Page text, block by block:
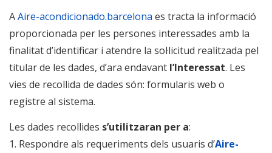
AAire-acondicionado.barcelona es tracta la informació
proporcionada per les persones interessades amb la
finalitat d’identificar i atendre la sol·licitud realitzada pel
titular de les dades, d’ara endavant l’Interessat. Les
vies de recollida de dades són: formularis web o
registre al sistema.
Les dades recollides s’utilitzaran per a:
1. Respondre als requeriments dels usuaris d’Aire-